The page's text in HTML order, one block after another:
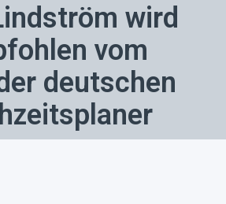
wird
vom
deutschen